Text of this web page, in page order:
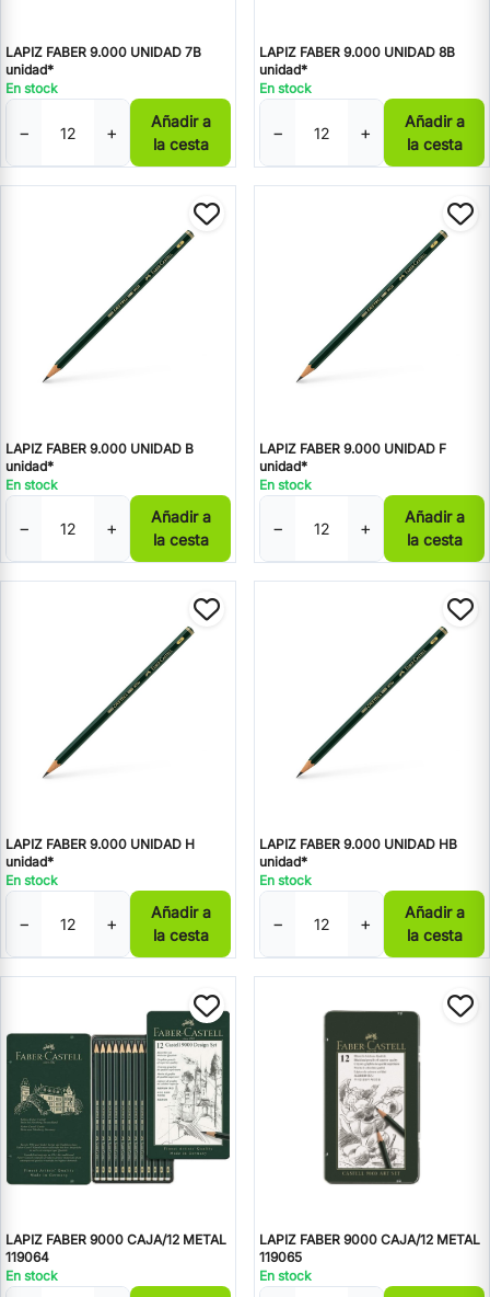
LAPIZ FABER 9.000 UNIDAD 7B
unidad*
En stock
− +
Añadir a
la cesta
LAPIZ FABER 9.000 UNIDAD 8B
unidad*
En stock
− +
Añadir a
la cesta
LAPIZ FABER 9.000 UNIDAD B
unidad*
En stock
− +
Añadir a
la cesta
LAPIZ FABER 9.000 UNIDAD F
unidad*
En stock
− +
Añadir a
la cesta
LAPIZ FABER 9.000 UNIDAD H
unidad*
En stock
− +
Añadir a
la cesta
LAPIZ FABER 9.000 UNIDAD HB
unidad*
En stock
− +
Añadir a
la cesta
LAPIZ FABER 9000 CAJA/12 METAL
119064
En stock
LAPIZ FABER 9000 CAJA/12 METAL
119065
En stock